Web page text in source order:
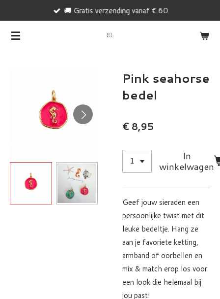
naar
🚚 Gratis verzending vanaf € 60
Pink seahorse
bedel
€ 8,95
In
winkelwagen
Geef jouw sieraden een
persoonlijke twist met dit
leuke bedeltje. Hang ze
aan je favoriete ketting,
armband of oorbellen en
mix & match erop los voor
een look die helemaal bij
jou past!